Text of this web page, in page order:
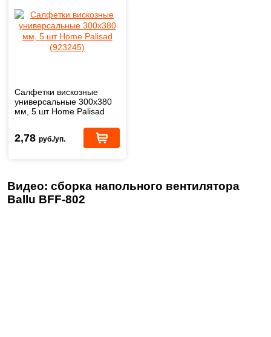
Салфетки вискозные
универсальные 300x380
мм, 5 шт Home Palisad
2,78 руб./уп.
Видео: сборка напольного вентилятора
Ballu BFF-802